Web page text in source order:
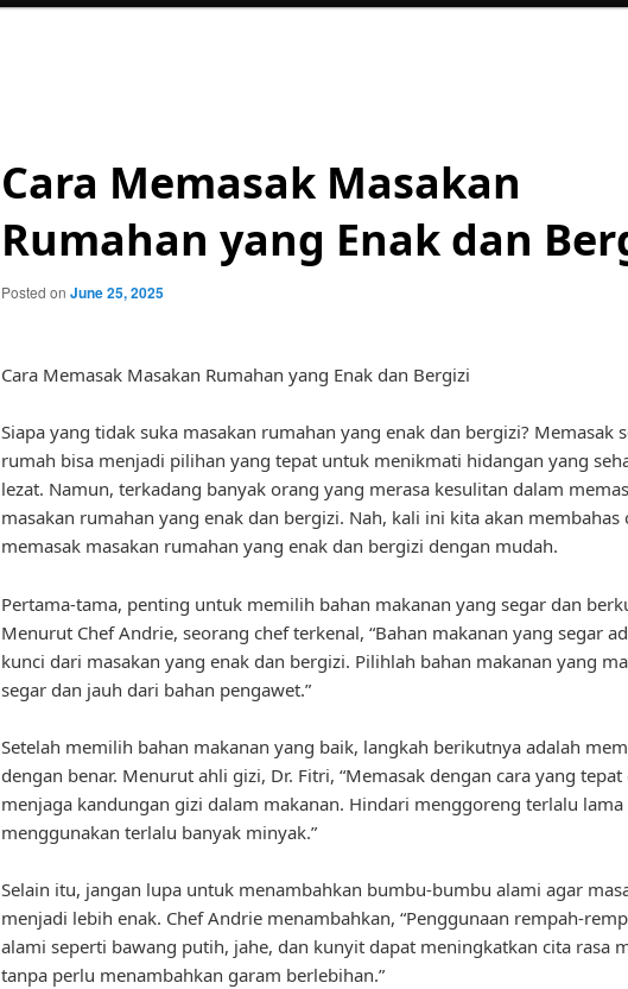
Cara Memasak Masakan
Rumahan yang Enak dan
Posted on June 25, 2025
Cara Memasak Masakan Rumahan yang Enak dan Bergizi
Siapa yang tidak suka masakan rumahan yang enak dan bergizi? Memasak
rumah bisa menjadi pilihan yang tepat untuk menikmati hidangan yang
lezat. Namun, terkadang banyak orang yang merasa kesulitan dalam
masakan rumahan yang enak dan bergizi. Nah, kali ini kita akan membahas
memasak masakan rumahan yang enak dan bergizi dengan mudah.
Pertama-tama, penting untuk memilih bahan makanan yang segar dan
Menurut Chef Andrie, seorang chef terkenal, “Bahan makanan yang segar
kunci dari masakan yang enak dan bergizi. Pilihlah bahan makanan yang
segar dan jauh dari bahan pengawet.”
Setelah memilih bahan makanan yang baik, langkah berikutnya adalah
dengan benar. Menurut ahli gizi, Dr. Fitri, “Memasak dengan cara yang tepat
menjaga kandungan gizi dalam makanan. Hindari menggoreng terlalu lama
menggunakan terlalu banyak minyak.”
Selain itu, jangan lupa untuk menambahkan bumbu-bumbu alami agar
menjadi lebih enak. Chef Andrie menambahkan, “Penggunaan rempah-
alami seperti bawang putih, jahe, dan kunyit dapat meningkatkan cita rasa
tanpa perlu menambahkan garam berlebihan.”